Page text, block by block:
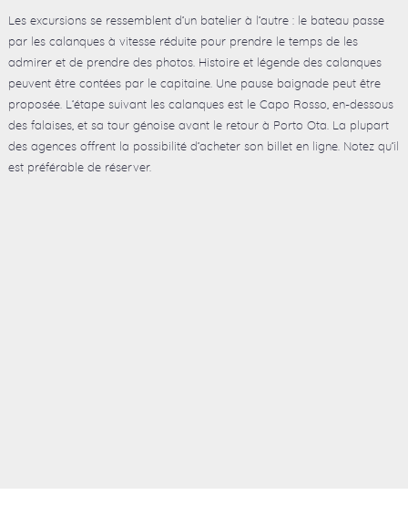
Les excursions se ressemblent d’un batelier à l’autre : le bateau passe
par les calanques à vitesse réduite pour prendre le temps de les
admirer et de prendre des photos. Histoire et légende des calanques
peuvent être contées par le capitaine. Une pause baignade peut être
proposée. L’étape suivant les calanques est le Capo Rosso, en-dessous
des falaises, et sa tour génoise avant le retour à Porto Ota. La plupart
des agences offrent la possibilité d’acheter son billet en ligne. Notez qu’il
est préférable de réserver.